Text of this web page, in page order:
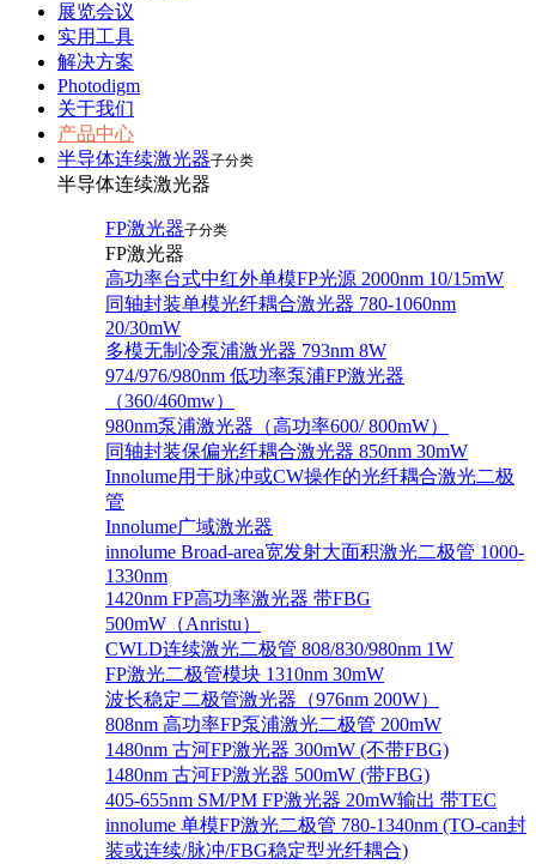
展览会议
实用工具
解决方案
Photodigm
关于我们
产品中心
半导体连续激光器子分类
半导体连续激光器
FP激光器子分类
FP激光器
高功率台式中红外单模FP光源 2000nm 10/15mW
同轴封装单模光纤耦合激光器 780-1060nm
20/30mW
多模无制冷泵浦激光器 793nm 8W
974/976/980nm 低功率泵浦FP激光器
（360/460mw）
980nm泵浦激光器（高功率600/ 800mW）
同轴封装保偏光纤耦合激光器 850nm 30mW
Innolume用于脉冲或CW操作的光纤耦合激光二极
管
Innolume广域激光器
innolume Broad-area宽发射大面积激光二极管 1000-
1330nm
1420nm FP高功率激光器 带FBG
500mW（Anristu）
CWLD连续激光二极管 808/830/980nm 1W
FP激光二极管模块 1310nm 30mW
波长稳定二极管激光器（976nm 200W）
808nm 高功率FP泵浦激光二极管 200mW
1480nm 古河FP激光器 300mW (不带FBG)
1480nm 古河FP激光器 500mW (带FBG)
405-655nm SM/PM FP激光器 20mW输出 带TEC
innolume 单模FP激光二极管 780-1340nm (TO-can封
装或连续/脉冲/FBG稳定型光纤耦合)